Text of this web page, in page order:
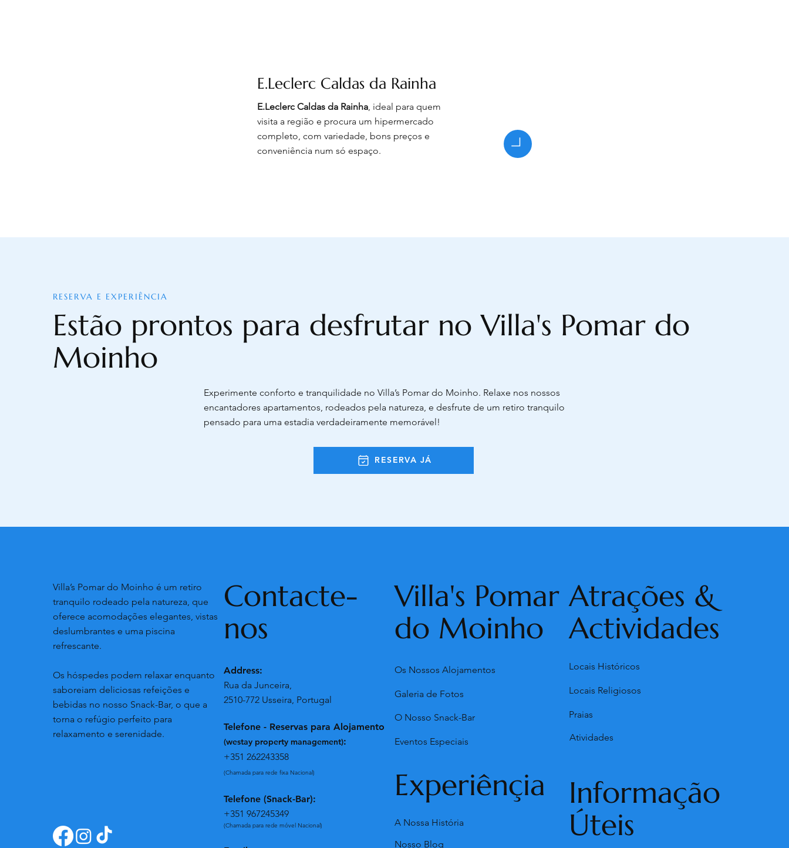
E.Leclerc Caldas da Rainha
E.Leclerc Caldas da Rainha, ideal para quem
visita a região e procura um hipermercado
completo, com variedade, bons preços e
conveniência num só espaço.
RESERVA E EXPERIÊNCIA
Estão prontos para desfrutar no Villa's Pomar do
Moinho
Experimente conforto e tranquilidade no Villa’s Pomar do Moinho. Relaxe nos nossos
encantadores apartamentos, rodeados pela natureza, e desfrute de um retiro tranquilo
pensado para uma estadia verdadeiramente memorável!
RESERVA JÁ
Villa’s Pomar do Moinho é um retiro
tranquilo rodeado pela natureza, que
oferece acomodações elegantes, vistas
deslumbrantes e uma piscina
refrescante.
Os hóspedes podem relaxar enquanto
saboreiam deliciosas refeições e
bebidas no nosso Snack-Bar, o que a
torna o refúgio perfeito para
relaxamento e serenidade.
Contacte-
nos
Address:
Rua da Junceira,
2510-772 Usseira, Portugal
Telefone - Reservas para Alojamento
(westay property management):
+351 262243358
(Chamada para rede fixa Nacional)
Telefone (Snack-Bar):
+351 967245349
(Chamada para rede móvel Nacional)
Villa's Pomar
do Moinho
Os Nossos Alojamentos
Galeria de Fotos
O Nosso Snack-Bar
Eventos Especiais
Experiênçia
A Nossa História
Nosso Blog
Atrações &
Actividades
Locais Históricos
Locais Religiosos
Praias
Atividades
Informação
Úteis